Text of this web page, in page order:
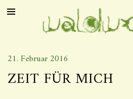
21. Februar 2016
ZEIT FÜR MICH